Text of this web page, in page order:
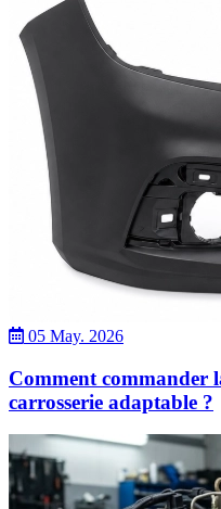
05 May. 2026
Comment commander
carrosserie adaptable ?